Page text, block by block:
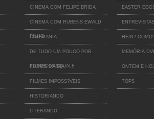
CINEMA COM FELIPE BRIDA
CINEMA COM RUBENS EWALD
FILHO
CINEMANIA
DE TUDO UM POUCO POR
EDINHO PASQUALE
FILMES DA BIA
FILMES IMPOSS?VEIS
HISTORIANDO
LITERANDO
EASTER
ENTREVISTAS
HEIN?
MEMÓRIA
ONTEM E
TOPS